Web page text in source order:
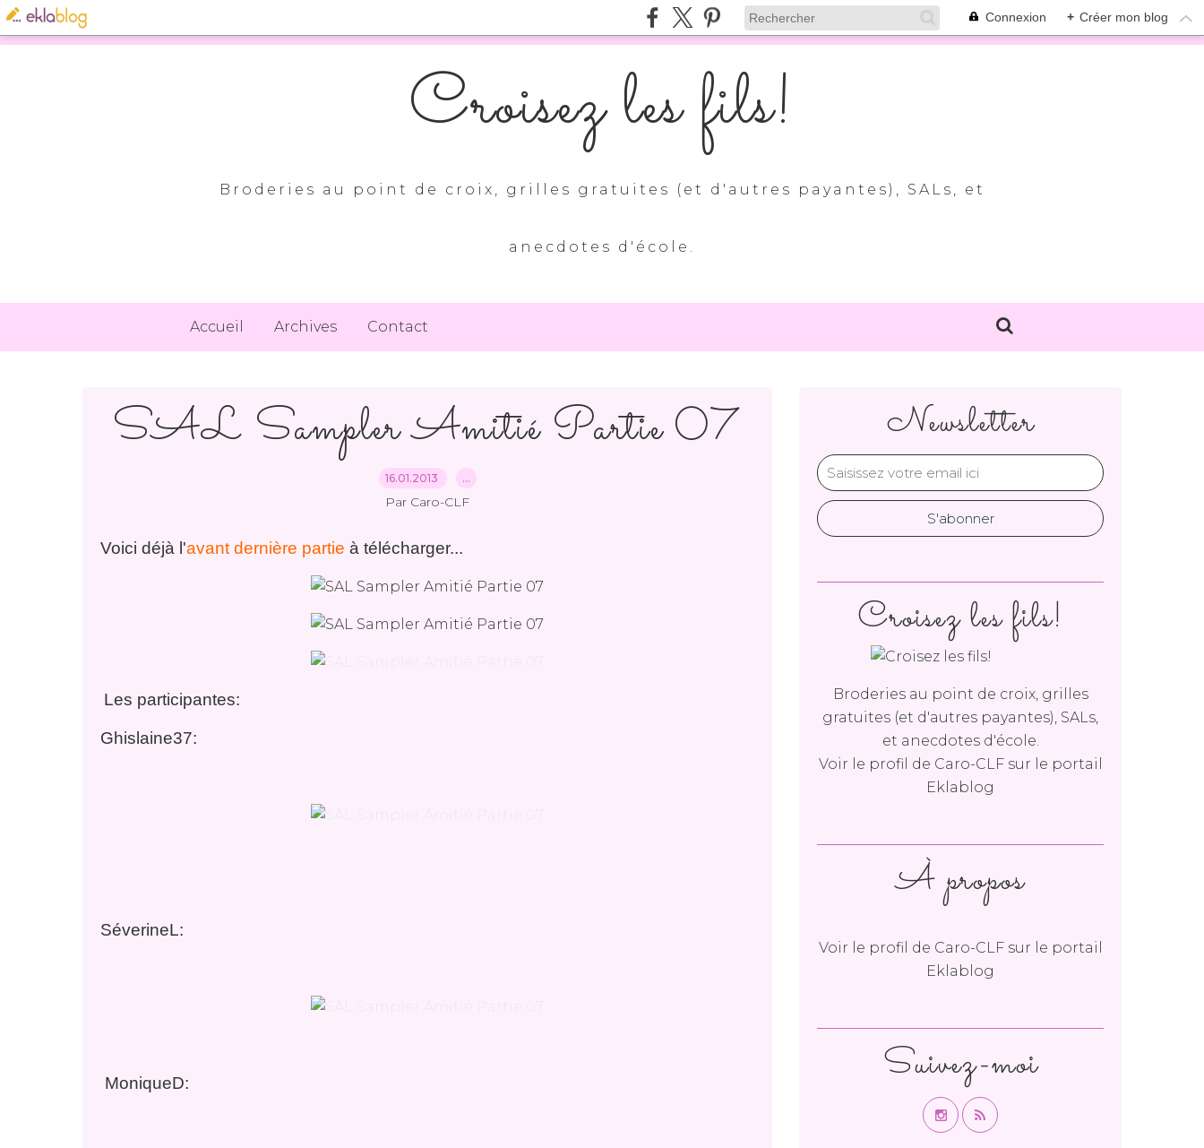
Connexion + Créer mon blog
Croisez les fils!
Broderies au point de croix, grilles gratuites (et d'autres payantes), SALs, et
anecdotes d'école.
Accueil Archives Contact
SAL Sampler Amitié Partie 07
16.01.2013 …
Par Caro-CLF
Voici déjà l'avant dernière partie à télécharger...
Les participantes:
Ghislaine37:
SéverineL:
MoniqueD:
Newsletter
Croisez les fils!
Broderies au point de croix, grilles
gratuites (et d'autres payantes), SALs,
et anecdotes d'école.
Voir le profil de Caro-CLFsur le portail
Eklablog
Suivez-moi
À propos
Voir le profil de Caro-CLFsur le portail
Eklablog